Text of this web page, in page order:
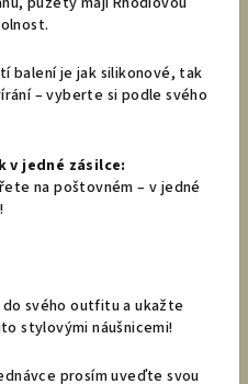
balení je jak silikonové, tak
– vyberte si podle svého
v jedné zásilce:
na poštovném – v jedné
svého outfitu a ukažte
stylovými náušnicemi!
prosím uveďte svou